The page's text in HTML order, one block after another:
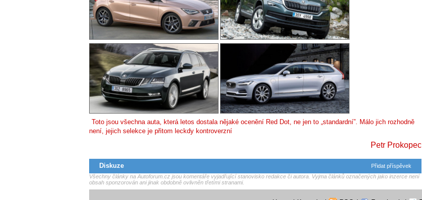
Toto jsou všechna auta, která letos dostala nějaké ocenění Red Dot, ne jen to „standardní”. Málo jich rozhodně
není, jejich selekce je přitom leckdy kontroverzní
Petr Prokopec
Diskuze
Přidat příspěvek
Všechny články na Autoforum.cz jsou komentáře vyjadřující stanovisko redakce či autora. Vyjma článků označených jako inzerce není
obsah sponzorován ani jinak obdobně ovlivněn třetími stranami.